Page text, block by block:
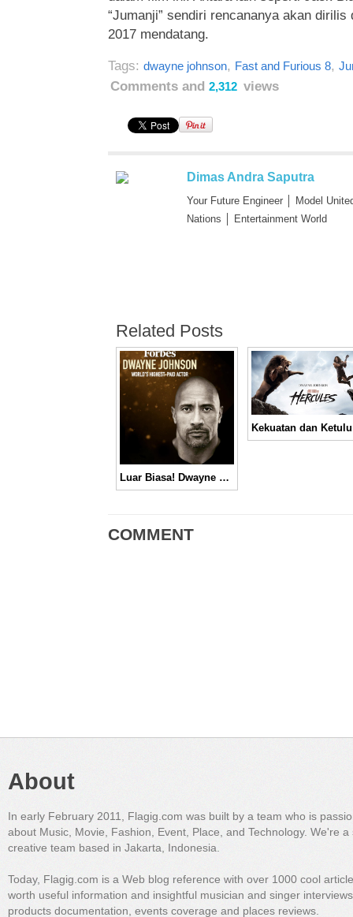
“Jumanji” sendiri rencananya akan
2017 mendatang.
Tags: dwayne johnson, Fast and Furious 8,
Comments and 2,312 views
Dimas Andra Saputra
Your Future Engineer │ Model
Nations │ Entertainment World
Related Posts
Luar Biasa! Dwayne Johnson Jadi Aktor Termahal 2016 Versi Forbes
COMMENT
About
In early February 2011, Flagig.com was built by a team who is
about Music, Movie, Fashion, Event, Place, and Technology. We're a
creative team based in Jakarta, Indonesia.
Today, Flagig.com is a Web blog reference with over 1000 cool
worth useful information and insightful musician and singer
products documentation, events coverage and places reviews.